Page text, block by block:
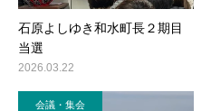
石原よしゆき和水町長２期目
当選
2026.03.22
会議・集会